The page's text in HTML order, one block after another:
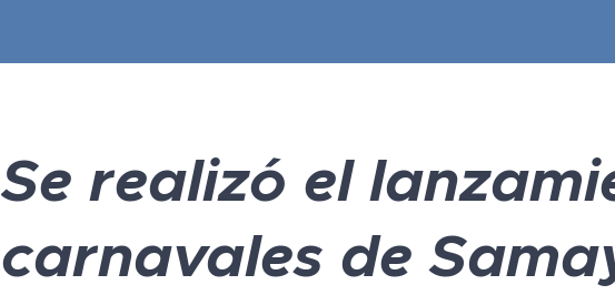
Se realizó el
carnavales de